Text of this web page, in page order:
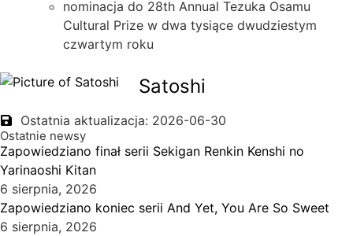
nominacja do 28th Annual Tezuka Osamu
Cultural Prize w dwa tysiące dwudziestym
czwartym roku
Satoshi
Ostatnia aktualizacja: 2026-06-30
Ostatnie newsy
Zapowiedziano finał serii Sekigan Renkin Kenshi no
Yarinaoshi Kitan
6 sierpnia, 2026
Zapowiedziano koniec serii And Yet, You Are So Sweet
6 sierpnia, 2026